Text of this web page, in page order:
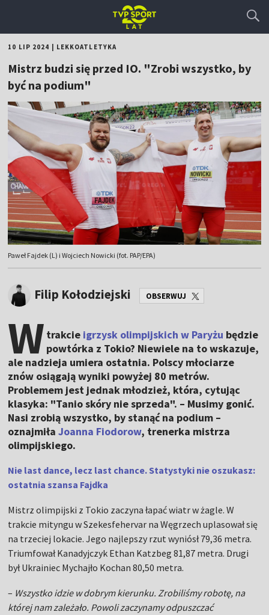
10 LIP 2024 LEKKOATLETYKA
Mistrz budzi się przed IO. "Zrobi wszystko, by
być na podium"
Paweł Fajdek (L) i Wojciech Nowicki (fot. PAP/EPA)
Filip Kołodziejski OBSERWUJ
W trakcie igrzysk olimpijskich w Paryżu będzie
powtórka z Tokio? Niewiele na to wskazuje,
ale nadzieja umiera ostatnia. Polscy młociarze
znów osiągają wyniki powyżej 80 metrów.
Problemem jest jednak młodzież, która, cytując
klasyka: "Tanio skóry nie sprzeda". – Musimy gonić.
Nasi zrobią wszystko, by stanąć na podium –
oznajmiłaJoanna Fiodorow, trenerka mistrza
olimpijskiego.
Nie last dance, lecz last chance. Statystyki nie oszukasz:
ostatnia szansa Fajdka
Mistrz olimpijski z Tokio zaczyna łapać wiatr w żagle. W
trakcie mityngu w Szekesfehervar na Węgrzech uplasował się
na trzeciej lokacie. Jego najlepszy rzut wyniósł 79,36 metra.
Triumfował Kanadyjczyk Ethan Katzbeg 81,87 metra. Drugi
był Ukrainiec Mychajło Kochan 80,50 metra.
– Wszystko idzie w dobrym kierunku. Zrobiliśmy robotę, na
której nam zależało. Powoli zaczynamy odpuszczać